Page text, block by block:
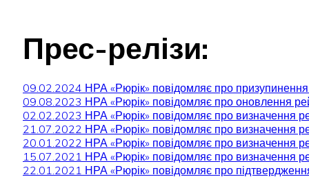
Прес-релізи:
09.02.2024 НРА «Рюрік» повідомляє про
09.08.2023 НРА «Рюрік» повідомляє про оновлення
02.02.2023 НРА «Рюрік» повідомляє про визначення
21.07.2022 НРА «Рюрік» повідомляє про визначення
20.01.2022 НРА «Рюрік» повідомляє про визначення
15.07.2021 НРА «Рюрік» повідомляє про визначення
22.01.2021 НРА «Рюрік» повідомляє про